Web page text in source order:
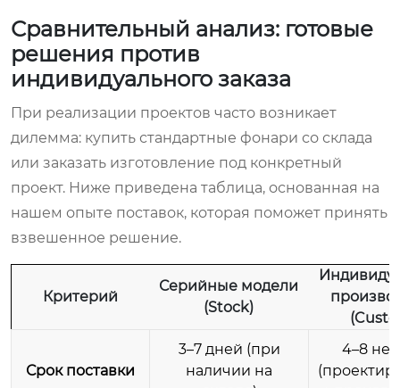
Сравнительный анализ: готовые
решения против
индивидуального заказа
При реализации проектов часто возникает
дилемма: купить стандартные фонари со склада
или заказать изготовление под конкретный
проект. Ниже приведена таблица, основанная на
нашем опыте поставок, которая поможет принять
взвешенное решение.
Критерий
Серийные модели
(Stock)
Срок поставки
3–7 дней (при
наличии на
4–8